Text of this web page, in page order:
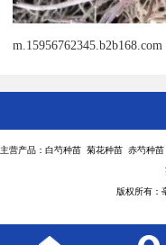
m.15956762345.b2b168.com
主营产品：白芍种苗 菊花种苗 赤芍种
版权所有：